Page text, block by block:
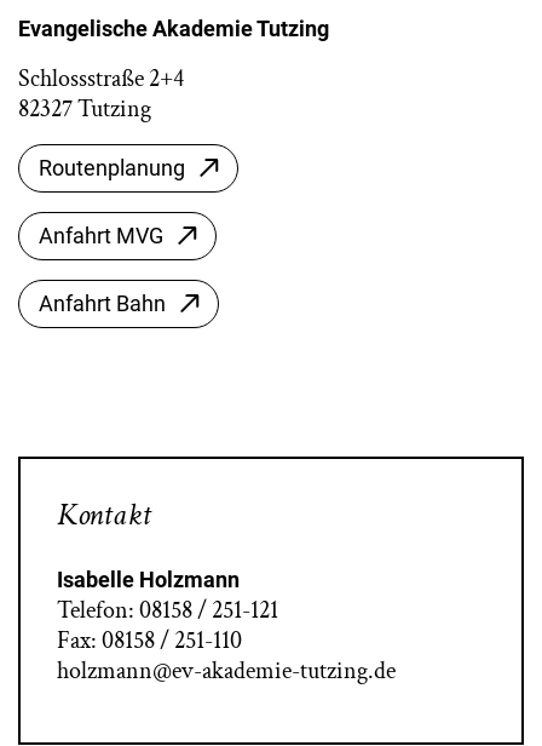
Evangelische Akademie Tutzing
Schlossstraße 2+4
82327 Tutzing
Routenplanung
Anfahrt MVG
Anfahrt Bahn
Kontakt
Isabelle Holzmann
Telefon: 08158 / 251-121
Fax: 08158 / 251-110
holzmann@ev-akademie-tutzing.de